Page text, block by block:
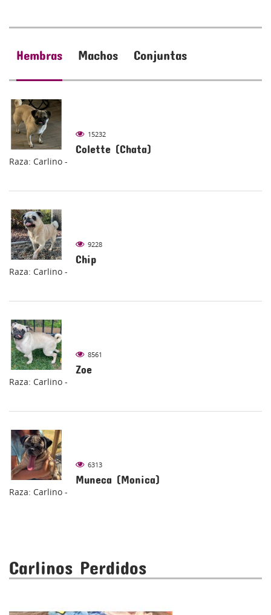
Hembras Machos Conjuntas
15232
Colette (Chata)
Raza: Carlino -
9228
Chip
Raza: Carlino -
8561
Zoe
Raza: Carlino -
6313
Muneca (Monica)
Raza: Carlino -
Carlinos Perdidos